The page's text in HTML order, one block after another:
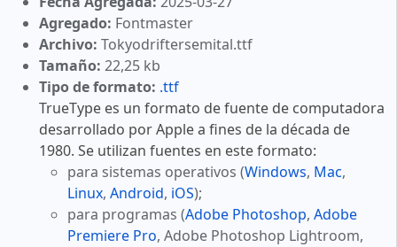
Agregado: Fontmaster
Archivo: Tokyodriftersemital.ttf
Tamaño: 22,25 kb
Tipo de formato: .ttf
TrueType es un formato de fuente de computadora
desarrollado por Apple a fines de la década de
1980. Se utilizan fuentes en este formato:
para sistemas operativos (Windows, Mac,
Linux, Android, iOS);
para programas (Adobe Photoshop, Adobe
Premiere Pro, Adobe Photoshop Lightroom,